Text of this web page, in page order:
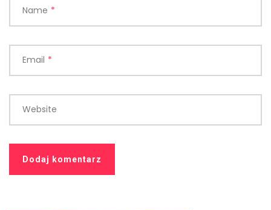
Name *
Email *
Website